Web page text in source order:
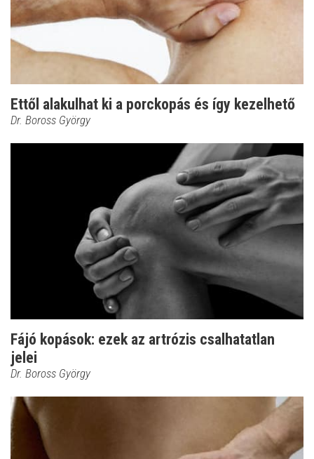
Ettől alakulhat ki a porckopás és így kezelhető
Dr. Boross György
Fájó kopások: ezek az artrózis csalhatatlan
jelei
Dr. Boross György